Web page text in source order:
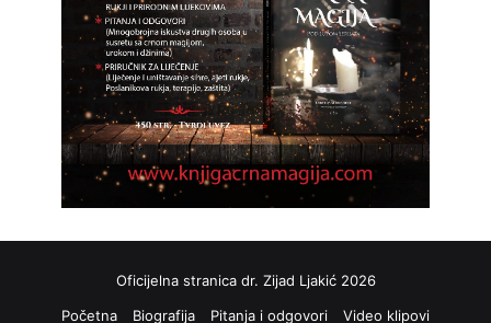
Oficijelna stranica dr. Zijad Ljakić 2026
Početna
Biografija Pitanja i odgovori Video klipovi